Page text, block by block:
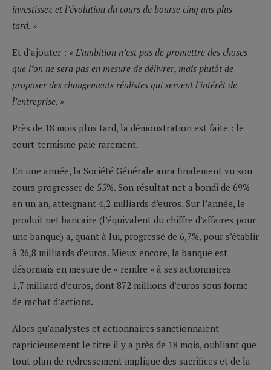
investissez et l’évolution du cours de bourse cinq ans plus
tard. »
Et d’ajouter : « L’ambition n’est pas de promettre des choses
que l’on ne sera pas en mesure de délivrer, mais plutôt de
proposer des changements réalistes qui servent l’intérêt de
l’entreprise. »
Près de 18 mois plus tard, la démonstration est faite : le
court-termisme paie rarement.
En une année, la Société Générale aura finalement vu son
cours progresser de 55%. Son résultat net a bondi de 69%
en un an, atteignant 4,2 milliards d’euros. Sur l’année, le
produit net bancaire (l’équivalent du chiffre d’affaires pour
une banque) a, quant à lui, progressé de 6,7%, pour s’établir
à 26,8 milliards d’euros. Mieux encore, la banque est
désormais en mesure de « rendre » à ses actionnaires
1,7 milliard d’euros, dont 872 millions d’euros sous forme
de rachat d’actions.
Alors qu’analystes et actionnaires sanctionnaient
capricieusement le titre il y a près de 18 mois, oubliant que
tout plan de redressement implique des sacrifices et de la